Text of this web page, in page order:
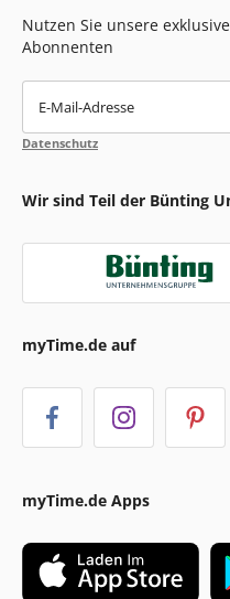
Nutzen Sie unsere
Abonnenten
E-Mail-Adresse
Datenschutz
Wir sind Teil der Bünting
myTime.de auf
myTime.de Apps